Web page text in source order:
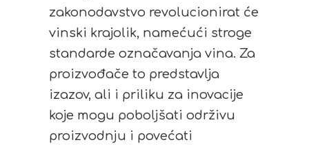
zakonodavstvo revolucionirat će
vinski krajolik, namećući stroge
standarde označavanja vina. Za
proizvođače to predstavlja
izazov, ali i priliku za inovacije
koje mogu poboljšati održivu
proizvodnju i povećati